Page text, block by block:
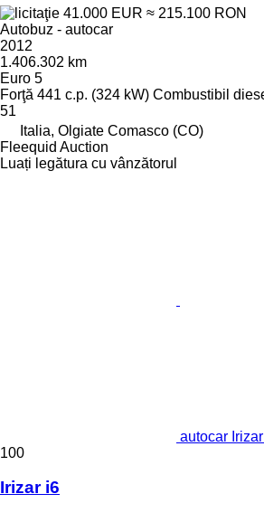
41.000 EUR ≈ 215.100 RON
Autobuz - autocar
2012
1.406.302 km
Euro 5
Forţă 441 c.p. (324 kW) Combustibil
51
Italia, Olgiate Comasco (CO)
Fleequid Auction
Luați legătura cu vânzătorul
autocar
100
Irizar i6